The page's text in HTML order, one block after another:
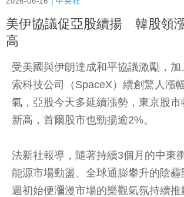
美伊協議促亞股續揚 韓股領
高
受美國與伊朗達成和平協議激勵，
索科技公司（SpaceX）續創驚人漲
氣，亞股今天多延續漲勢，東京股市
新高，首爾股市也勁揚逾2%。
法新社報導，隨著持續3個月的中東
能源市場動盪、全球通膨攀升的陰霾
週初始便瀰漫市場的樂觀氣氛持續推